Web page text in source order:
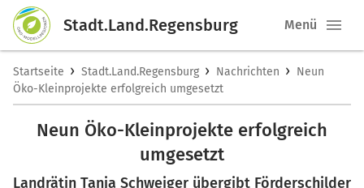
Stadt.Land.Regensburg Menü
Startseite › Stadt.Land.Regensburg › Nachrichten › Neun
Öko-Kleinprojekte erfolgreich umgesetzt
Neun Öko-Kleinprojekte erfolgreich
umgesetzt
Landrätin Tanja Schweiger übergibt Förderschilder